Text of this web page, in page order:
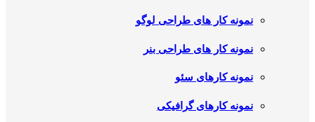
نمونه کار های طراحی لوگو
نمونه کار های طراحی بنر
نمونه کارهای سئو
نمونه کارهای گرافیکی